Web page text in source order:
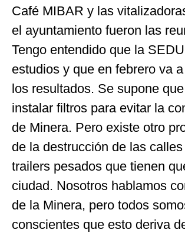
Café MIBAR y las
el ayuntamiento fueron las
Tengo entendido que la
estudios y que en febrero va
los resultados. Se supone
instalar filtros para evitar la
de Minera. Pero existe otro
de la destrucción de las
trailers pesados que tienen
ciudad. Nosotros hablamos
de la Minera, pero todos
conscientes que esto deriva